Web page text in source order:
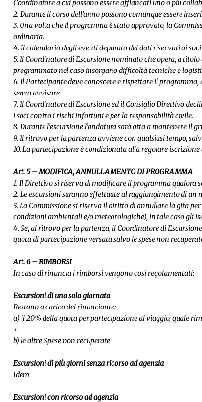
Coordinatore a cui possono essere affiancati uno o più
2. Durante il corso dell’anno possono comunque essere
3. Una volta che il programma è stato approvato, la
ordinaria.
4. Il calendario degli eventi depurato dei dati riservati ai
5. Il Coordinatore di Escursione nominato che opera, a
programmato nel caso insorgano difficoltà tecniche o
6. Il Partecipante deve conoscere e rispettare il
senza avvisare.
7. Il Coordinatore di Escursione ed il Consiglio Direttivo
i soci contro i rischi infortuni e per la responsabilità civile.
8. Durante l’escursione l’andatura sarà atta a mantenere
9. Il ritrovo per la partenza avviene con qualsiasi tempo,
10. La partecipazione è condizionata alla regolare
Art. 5 – MODIFICA, ANNULLAMENTO DI PROGRAMMA
1. Il Direttivo si riserva di modificare il programma qualora
2. Le escursioni saranno effettuate al raggiungimento di
3. La Commissione si riserva il diritto di annullare la gita
condizioni ambientali e/o meteorologiche), in tale caso gli
4. Se, al ritrovo per la partenza, il Coordinatore di
quota di partecipazione versata salvo le spese non
Art. 6 – RIMBORSI
In caso di rinuncia i rimborsi vengono così regolamentati:
Escursioni di una sola giornata
Restano a carico del rinunciante:
a) il 20% della quota per partecipazione al viaggio, quale
+
b) le altre Spese non recuperate
Escursioni di più giorni senza ricorso ad agenzia
Idem
Escursioni con ricorso ad agenzia